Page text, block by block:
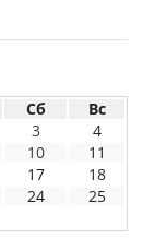
Сб
Вс
3
4
10
11
17
18
24
25